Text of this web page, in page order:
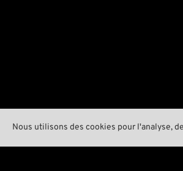
Nous utilisons des cookies pour l'analyse,